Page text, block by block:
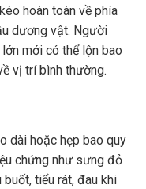
hoàn toàn về phía
dương vật. Người
mới có thể lộn bao
vị trí bình thường.
dài hoặc hẹp bao quy
chứng như sưng đỏ
tiểu rát, đau khi